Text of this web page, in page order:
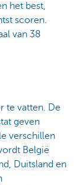
het best,
scoren.
van 38
te vatten. De
geven
verschillen
België
Duitsland en